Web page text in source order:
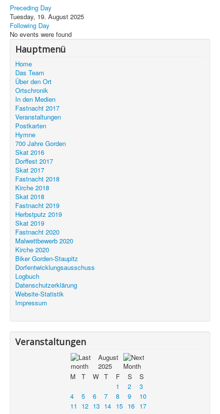
Preceding Day
Tuesday, 19. August 2025
Following Day
No events were found
Hauptmenü
Home
Das Team
Über den Ort
Ortschronik
In den Medien
Fastnacht 2017
Veranstaltungen
Postkarten
Hymne
700 Jahre Gorden
Skat 2016
Dorffest 2017
Skat 2017
Fastnacht 2018
Kirche 2018
Skat 2018
Fastnacht 2019
Herbstputz 2019
Skat 2019
Fastnacht 2020
Malwettbewerb 2020
Kirche 2020
Biker Gorden-Staupitz
Dorfentwicklungsausschuss
Logbuch
Datenschutzerklärung
Website-Statistik
Impressum
Veranstaltungen
August
2025
M
T W T F S
S
1
2
3
4
5 6 7 8 9
10
11
12 13 14 15 16
17